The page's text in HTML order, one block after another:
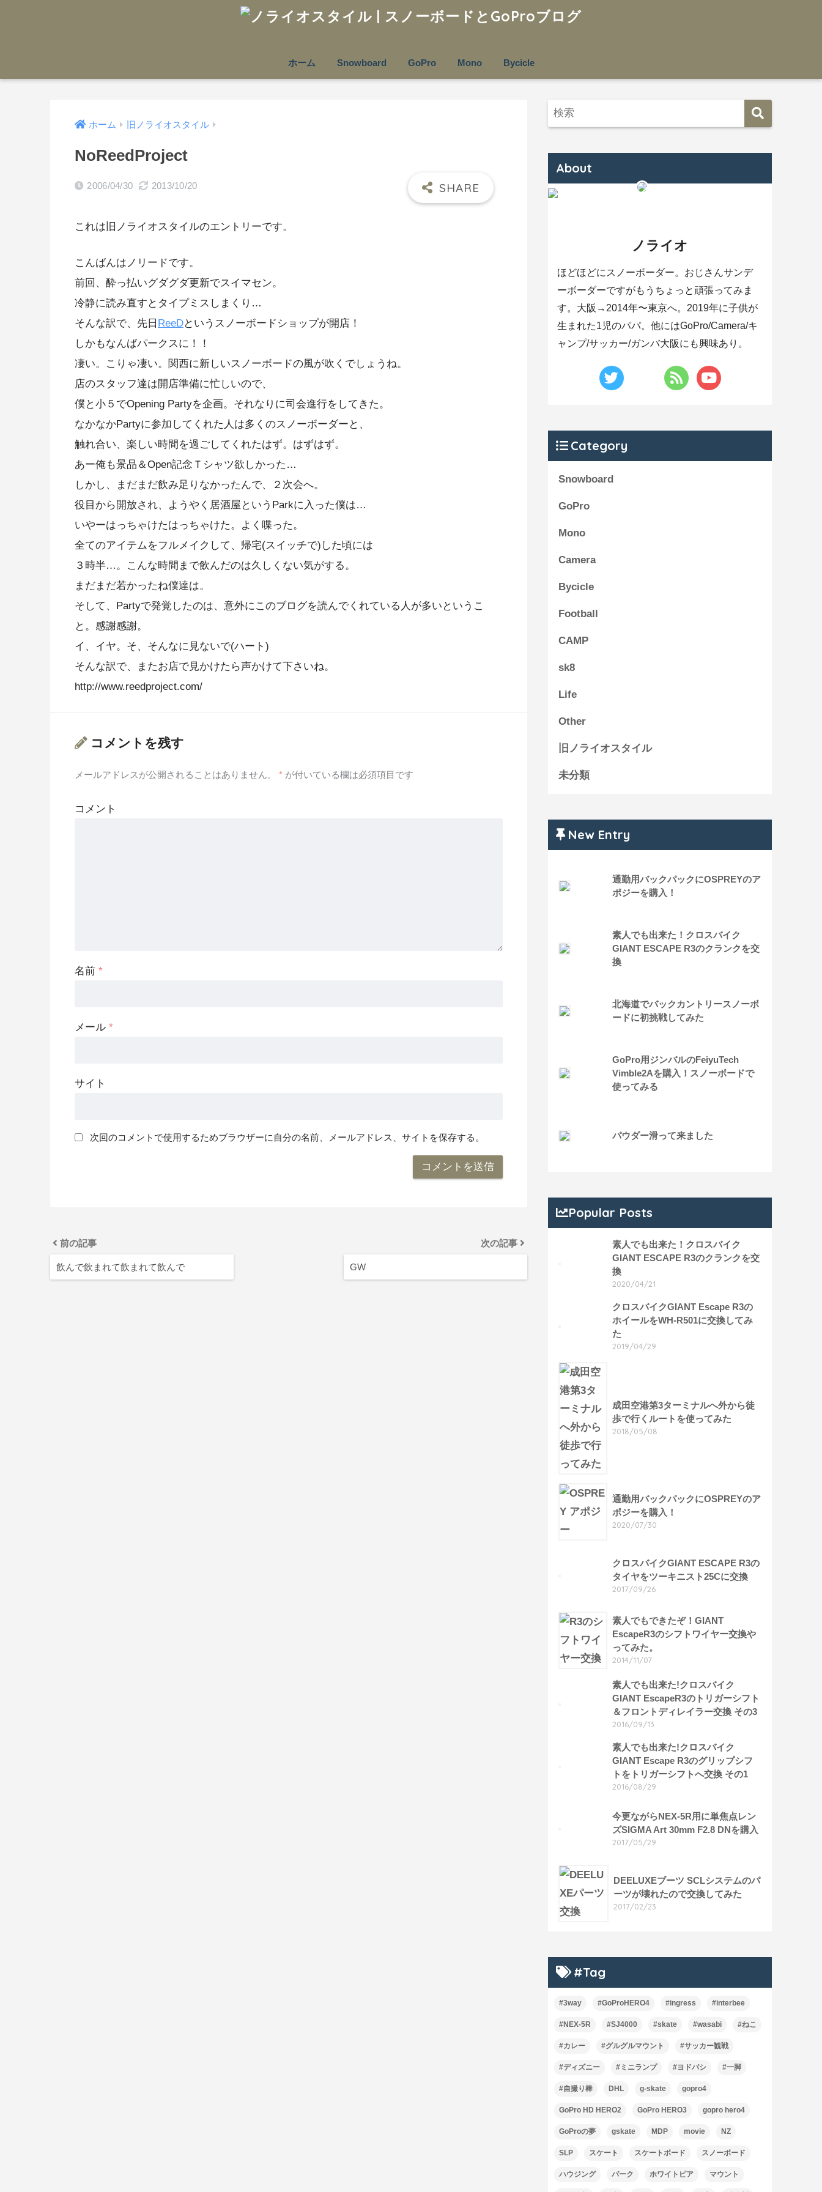
ホーム Snowboard GoPro Mono Bycicle
ホーム 旧ノライオスタイル
NoReedProject
2006/04/30 2013/10/20
これは旧ノライオスタイルのエントリーです。
こんばんはノリードです。
前回、酔っ払いグダグダ更新でスイマセン。
冷静に読み直すとタイプミスしまくり…
そんな訳で、先日 ReeDというスノーボードショップが開店！
しかもなんばパークスに！！
凄い。こりゃ凄い。関西に新しいスノーボードの風が吹くでしょうね。
店のスタッフ達は開店準備に忙しいので、
僕と小５でOpening Partyを企画。それなりに司会進行をしてきた。
なかなかPartyに参加してくれた人は多くのスノーボーダーと、
触れ合い、楽しい時間を過ごしてくれたはず。はずはず。
あー俺も景品＆Open記念Ｔシャツ欲しかった…
しかし、まだまだ飲み足りなかったんで、２次会へ。
役目から開放され、ようやく居酒屋というParkに入った僕は…
いやーはっちゃけたはっちゃけた。よく喋った。
全てのアイテムをフルメイクして、帰宅(スイッチで)した頃には
３時半…。こんな時間まで飲んだのは久しくない気がする。
まだまだ若かったね僕達は。
そして、Partyで発覚したのは、意外にこのブログを読んでくれている人が多いというこ
と。感謝感謝。
イ、イヤ。そ、そんなに見ないで(ハート)
そんな訳で、またお店で見かけたら声かけて下さいね。
http://www.reedproject.com/
コメントを残す
メールアドレスが公開されることはありません。 * が付いている欄は必須項目です
コメント
名前 *
メール *
サイト
次回のコメントで使用するためブラウザーに自分の名前、メールアドレス、サイトを保存する。
前の記事
飲んで飲まれて飲まれて飲んで
次の記事
GW
About
ノライオ
ほどほどにスノーボーダー。おじさんサンデ
ーボーダーですがもうちょっと頑張ってみま
す。大阪→2014年〜東京へ。2019年に子供が
生まれた1児のパパ。他にはGoPro/Camera/キ
ャンプ/サッカー/ガンバ大阪にも興味あり。
Category
Snowboard
GoPro
Mono
Camera
Bycicle
Football
CAMP
sk8
Life
Other
旧ノライオスタイル
未分類
New Entry
通勤用バックパックにOSPREYのア
ポジーを購入！
素人でも出来た！クロスバイク
GIANT ESCAPE R3のクランクを交
換
北海道でバックカントリースノーボ
ードに初挑戦してみた
GoPro用ジンバルのFeiyuTech
Vimble2Aを購入！スノーボードで
使ってみる
パウダー滑って来ました
Popular Posts
素人でも出来た！クロスバイク
GIANT ESCAPE R3のクランクを交
換
2020/04/21
クロスバイクGIANT Escape R3の
ホイールをWH-R501に交換してみ
た
2019/04/29
成田空港第3ターミナルへ外から徒
歩で行くルートを使ってみた
2018/05/08
通勤用バックパックにOSPREYのア
ポジーを購入！
2020/07/30
クロスバイクGIANT ESCAPE R3の
タイヤをツーキニスト25Cに交換
2017/09/26
素人でもできたぞ！GIANT
EscapeR3のシフトワイヤー交換や
ってみた。
2014/11/07
素人でも出来た!クロスバイク
GIANT EscapeR3のトリガーシフト
＆フロントディレイラー交換 その3
2016/09/13
素人でも出来た!クロスバイク
GIANT Escape R3のグリップシフ
トをトリガーシフトへ交換 その1
2016/08/29
今更ながらNEX-5R用に単焦点レン
ズSIGMA Art 30mm F2.8 DNを購入
2017/05/29
DEELUXEブーツ SCLシステムのパ
ーツが壊れたので交換してみた
2017/02/23
#Tag
#3way #GoProHERO4 #ingress #interbee
#NEX-5R #SJ4000 #skate #wasabi #ねこ
#カレー #グルグルマウント #サッカー観戦
#ディズニー #ミニランプ #ヨドバシ #一脚
#自撮り棒 DHL g-skate gopro4
GoPro HD HERO2 GoPro HERO3 gopro hero4
GoProの夢 gskate MDP movie NZ
SLP スケート スケートボード スノーボード
ハウジング パーク ホワイトピア マウント